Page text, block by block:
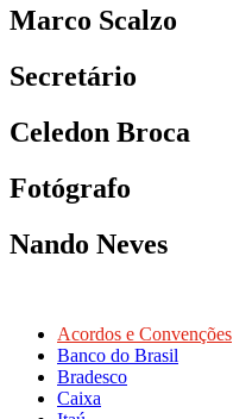
Marco Scalzo
Secretário
Celedon Broca
Fotógrafo
Nando Neves
Acordos e Convenções
Banco do Brasil
Bradesco
Caixa